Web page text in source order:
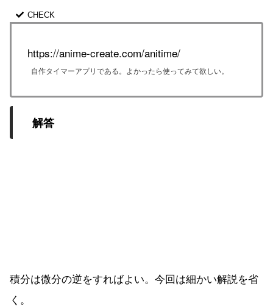
https://anime-create.com/anitime/
自作タイマーアプリである。よかったら使ってみて欲しい。
解答
積分は微分の逆をすればよい。今回は細かい解説を省
く。